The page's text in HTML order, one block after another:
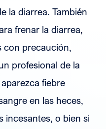
la diarrea. También
frenar la diarrea,
con precaución,
profesional de la
fiebre
en las heces,
incesantes, o bien si